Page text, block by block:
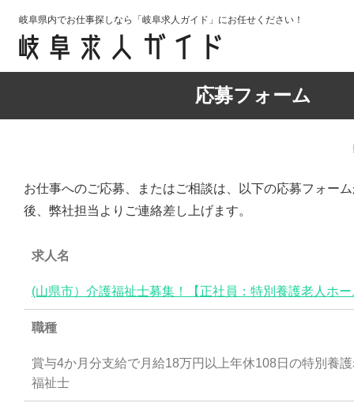
岐阜県内でお仕事探しなら「岐阜求人ガイド」にお任せください！
応募フォーム
お仕事へのご応募、またはご相談は、以下の応募フォー
後、弊社担当よりご連絡差し上げます。
求人名
(山県市）介護福祉士募集！【正社員：特別養護老人ホ
職種
賞与4か月分支給で月給18万円以上年休108日の特別養
福祉士